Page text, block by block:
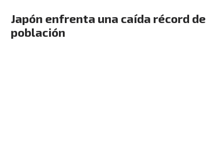
Japón enfrenta una caída récord de
población